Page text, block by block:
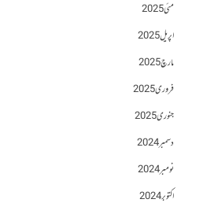
مئی 2025
اپریل 2025
مارچ 2025
فروری 2025
جنوری 2025
دسمبر 2024
نومبر 2024
اکتوبر 2024